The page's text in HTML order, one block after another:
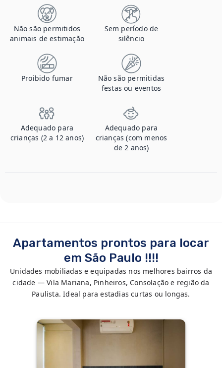
Não são permitidos
animais de estimação
Sem período de
silêncio
Proibido fumar
Não são permitidas
festas ou eventos
Adequado para
crianças (2 a 12 anos)
Adequado para
crianças (com menos
de 2 anos)
Apartamentos prontos para locar
em São Paulo !!!!
Unidades mobiliadas e equipadas nos melhores bairros da
cidade — Vila Mariana, Pinheiros, Consolação e região da
Paulista. Ideal para estadias curtas ou longas.